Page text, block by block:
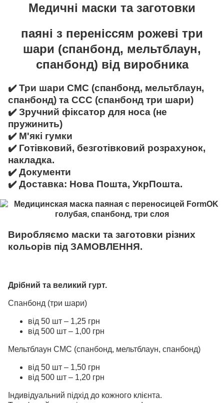
Медичні маски та заготовки
паяні з переніссям рожеві три
шари (спанбонд, мельтблаун,
спанбонд) від виробника
✔️ Три шари СМС (спанбонд, мельтблаун,
спанбонд) та ССС (спанбонд три шари)
✔️ Зручний фіксатор для носа (не
пружинить)
✔️ М'які гумки
✔️ Готівковий, безготівковий розрахунок,
накладка.
✔️ Документи
✔️ Доставка: Нова Пошта, УкрПошта.
Виробляємо маски та заготовки різних
кольорів під ЗАМОВЛЕННЯ.
Дрібний та великий гурт.
Спанбонд (три шари)
від 50 шт – 1,25 грн
від 500 шт – 1,00 грн
Мельтблаун СМС (спанбонд, мельтблаун, спанбонд)
від 50 шт – 1,50 грн
від 500 шт – 1,20 грн
Індивідуальний підхід до кожного клієнта.